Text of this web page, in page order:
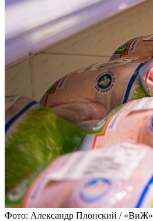
Фото: Александр Плонский / «ВиЖ»